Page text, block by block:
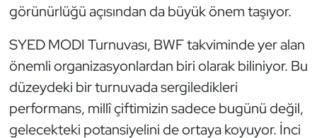
görünürlüğü açısından da büyük önem taşıyor.
SYED MODI Turnuvası, BWF takviminde yer alan
önemli organizasyonlardan biri olarak biliniyor. Bu
düzeydeki bir turnuvada sergiledikleri
performans, millî çiftimizin sadece bugünü değil,
gelecekteki potansiyelini de ortaya koyuyor. İnci
Kempo
Kick Boks
Kürek
Masa Tenisi